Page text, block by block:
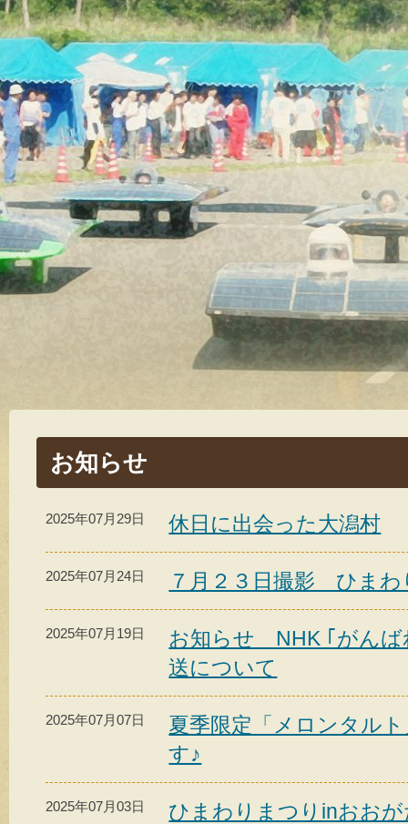
お知らせ
2025年07月29日 休日に出会った大潟村
2025年07月24日 ７月２３日撮影 ひまわ
2025年07月19日
お知らせ NHK ｢がんば
送について
2025年07月07日
夏季限定「メロンタル
す♪
2025年07月03日 ひまわりまつりinおお